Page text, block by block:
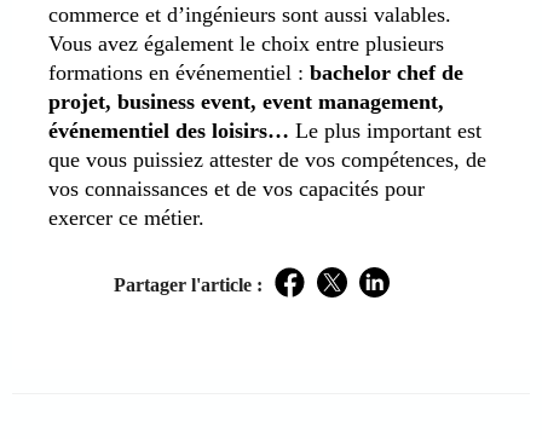
commerce et d’ingénieurs sont aussi valables.
Vous avez également le choix entre plusieurs
formations en événementiel : bachelor chef de
projet, business event, event management,
événementiel des loisirs… Le plus important est
que vous puissiez attester de vos compétences, de
vos connaissances et de vos capacités pour
exercer ce métier.
Partager l'article : Facebook
TwitterLinkedIn